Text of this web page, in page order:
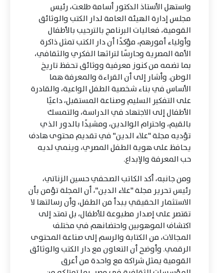
واستهل الأستاذ الدكتور أسامة طلعت، رئيس
مجلس إدارة الهيئة العامة لدار الكتب والوثائق
القومية، فعاليات البرنامج بالترحيب بالأطفال
وأولياء أمورهم، مؤكدًا أن دار الكتب تمثل ذاكرة
الأمة المصرية وحارسًا لتراثها الفكري والثقافي،
بما تضمه من كنوز معرفية ووثائق تحفظ تاريخ
الوطن. وأشار إلى أن القراءة والمعرفة هما
الأساس في بناء شخصية الطفل الواعية، والقادرة
على التفكير السليم وصناعة المستقبل، داعيًا
الأطفال إلى الاجتهاد في الدراسة، والتمسك
بالقيم، واحترام الوالدين، ومشيدًا بالدور الذي
تؤديه مجلة "علاء الدين" في تقديم محتوى هادف
يحافظ على هوية الطفل المصري، وينمي لديه
حب المعرفة والإبداع.
ومن جانبه، أكد الكاتب الصحفي حسين الزناتي،
رئيس تحرير مجلة "علاء الدين"، أن المجلة تؤمن بأن
الاستثمار الحقيقي يبدأ من الطفل، وأن رسالتها لا
تقتصر على إصدار مطبوعة للأطفال، بل تمتد إلى
اكتشاف الموهوبين واحتضانهم في مختلف
المجالات، من الكتابة والرسم إلى صناعة المحتوى
الرقمي. وأوضح أن التعاون مع دار الكتب والوثائق
القومية يمثل شراكة مع واحدة من أعرق